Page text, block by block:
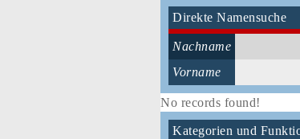
Direkte Namensuche
Nachname
Vorname
No records found!
Kategorien und